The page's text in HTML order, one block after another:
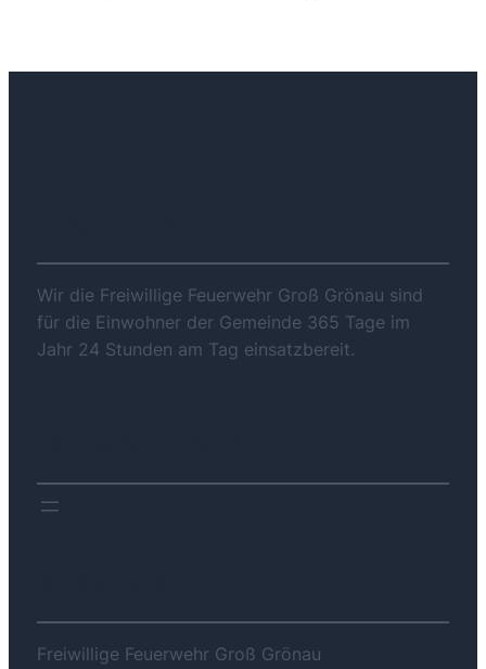
Wir die Freiwillige Feuerwehr Groß Grönau sind
für die Einwohner der Gemeinde 365 Tage im
Jahr 24 Stunden am Tag einsatzbereit.
Freiwillige Feuerwehr Groß Grönau